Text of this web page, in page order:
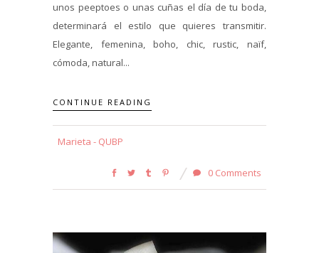
unos peeptoes o unas cuñas el día de tu boda,
determinará el estilo que quieres transmitir.
Elegante, femenina, boho, chic, rustic, naïf,
cómoda, natural...
CONTINUE READING
Marieta - QUBP
0 Comments